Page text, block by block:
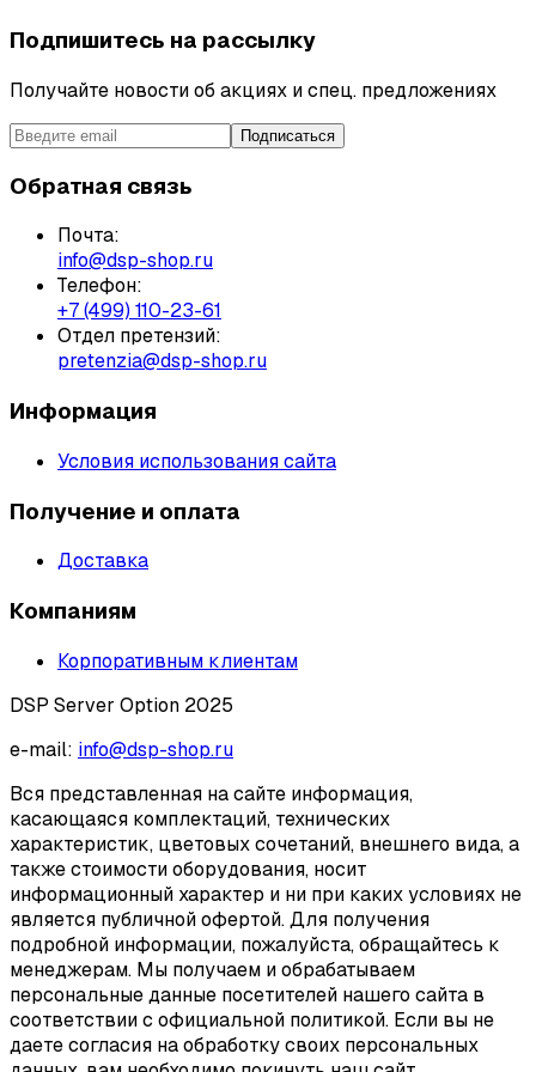
Подпишитесь на рассылку
Получайте новости об акциях и спец. предложениях
Подписаться
Обратная связь
Почта:
info@dsp-shop.ru
Телефон:
+7 (499) 110-23-61
Отдел претензий:
pretenzia@dsp-shop.ru
Информация
Условия использования сайта
Получение и оплата
Доставка
Компаниям
Корпоративным клиентам
DSP Server Option 2025
e-mail: info@dsp-shop.ru
Вся представленная на сайте информация,
касающаяся комплектаций, технических
характеристик, цветовых сочетаний, внешнего вида, а
также стоимости оборудования, носит
информационный характер и ни при каких условиях не
является публичной офертой. Для получения
подробной информации, пожалуйста, обращайтесь к
менеджерам. Мы получаем и обрабатываем
персональные данные посетителей нашего сайта в
соответствии с официальной политикой. Если вы не
даете согласия на обработку своих персональных